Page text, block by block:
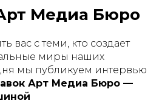
Медиа Бюро
вас с теми, кто создает
миры наших
мы публикуем интервью
Арт Медиа Бюро —